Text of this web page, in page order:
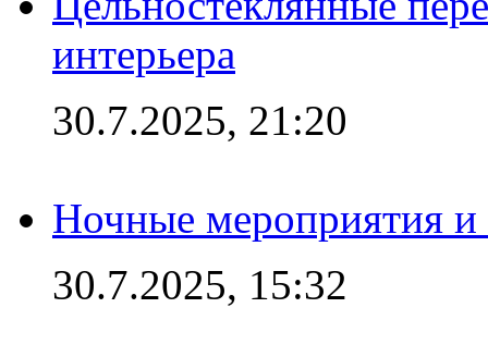
интерьера
30.7.2025, 21:20
Ночные мероприятия и
30.7.2025, 15:32